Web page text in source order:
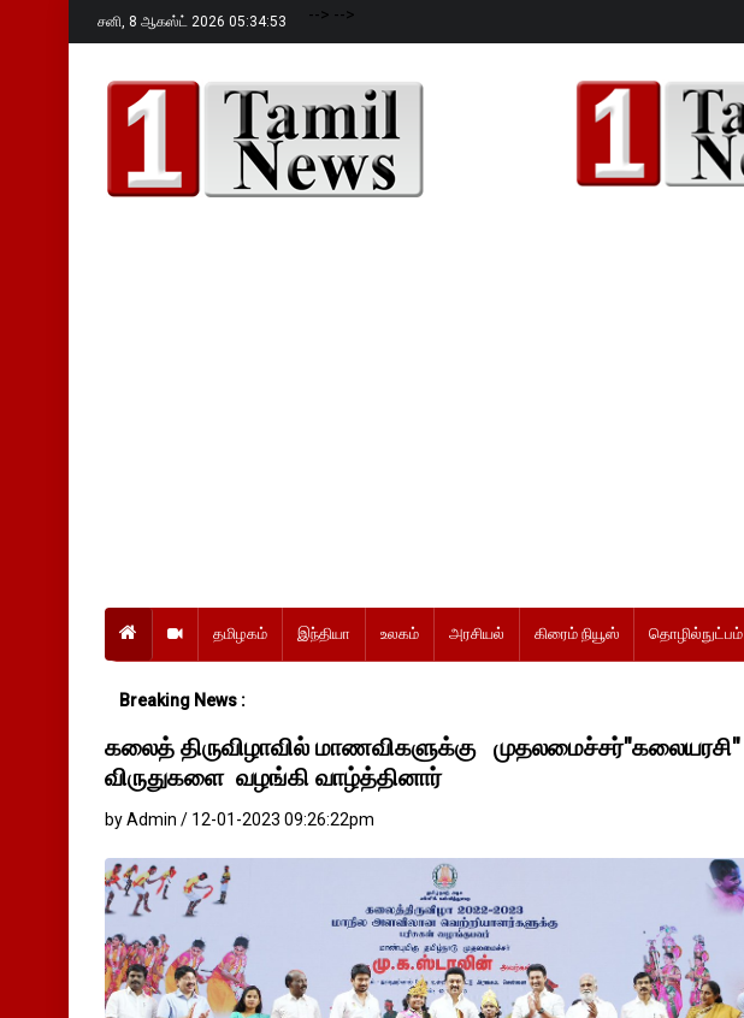
சனி, 8 ஆகஸ்ட் 2026 05:34:55 --> -->
தமிழகம் இந்தியா உலகம் அரசியல் கிரைம் நியூஸ் தொழில்நுட்பம்
Breaking News :
கலைத் திருவிழாவில் மாணவிகளுக்கு முதலமைச்சர்"கலையரசி"
விருதுகளை வழங்கி வாழ்த்தினார்
by Admin / 12-01-2023 09:26:22pm